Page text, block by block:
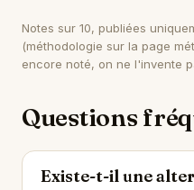
Notes sur 10, publiées
(méthodologie sur la page
encore noté, on ne l'invente
Questions
Existe-t-il une